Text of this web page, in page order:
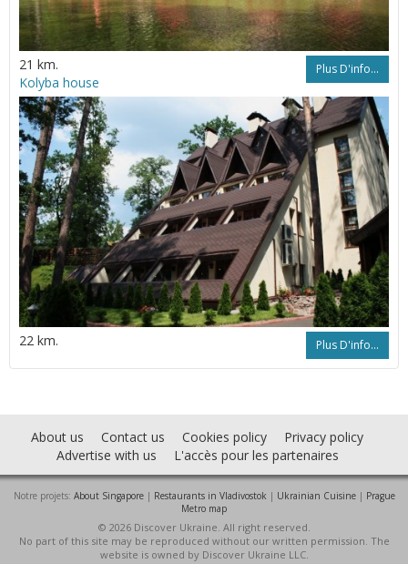
21 km. Plus D'info...
Kolyba house
22 km. Plus D'info...
About us Contact us Cookies policy
Privacy policy
Advertise with us
L'accès pour les partenaires
Notre projets: About Singapore| Restaurants in Vladivostok | Ukrainian Cuisine| Prague
Metro map
© 2026 Discover Ukraine. All right reserved.
No part of this site may be reproduced without our written permission. The
website is owned by Discover Ukraine LLC.